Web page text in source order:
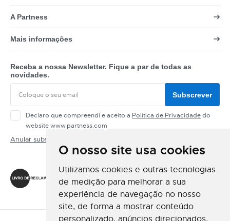
O nosso site usa cookies
Utilizamos cookies e outras tecnologias
de medição para melhorar a sua
experiência de navegação no nosso
site, de forma a mostrar conteúdo
personalizado, anúncios direcionados,
A Partness
Mais informações
Receba a nossa Newsletter. Fique a par de todas as
novidades.
Subscrever
Declaro que compreendi e aceito a Política de Privacidadedo
website www.partness.com
Anular subscrição